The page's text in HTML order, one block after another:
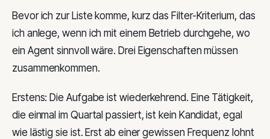
Bevor ich zur Liste komme, kurz das Filter-Kriterium, das
ich anlege, wenn ich mit einem Betrieb durchgehe, wo
ein Agent sinnvoll wäre. Drei Eigenschaften müssen
zusammenkommen.
Erstens: Die Aufgabe ist wiederkehrend. Eine Tätigkeit,
die einmal im Quartal passiert, ist kein Kandidat, egal
wie lästig sie ist. Erst ab einer gewissen Frequenz lohnt